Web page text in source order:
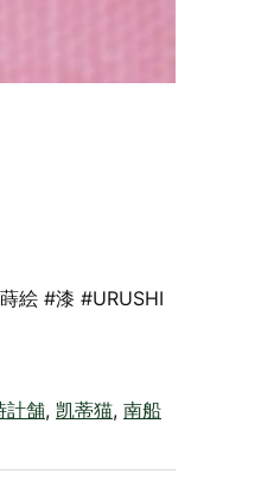
絵 #漆 #URUSHI
計舗, 凯蒂猫, 南船